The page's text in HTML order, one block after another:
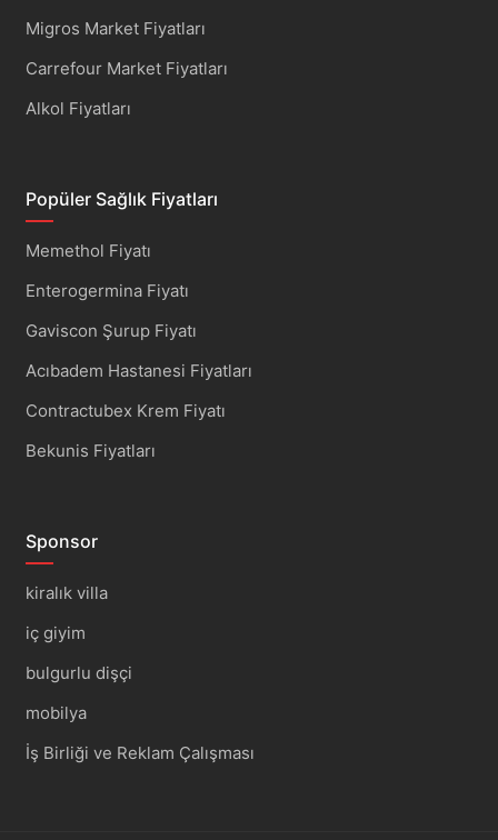
Migros Market Fiyatları
Carrefour Market Fiyatları
Alkol Fiyatları
Popüler Sağlık Fiyatları
Memethol Fiyatı
Enterogermina Fiyatı
Gaviscon Şurup Fiyatı
Acıbadem Hastanesi Fiyatları
Contractubex Krem Fiyatı
Bekunis Fiyatları
Sponsor
kiralık villa
iç giyim
bulgurlu dişçi
mobilya
İş Birliği ve Reklam Çalışması